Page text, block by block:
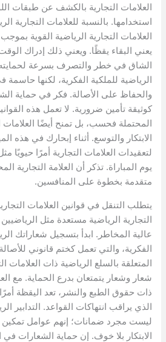
العلامات التجارية بالكشف عن طبقات
استخدامها. بالنسبة للعلامات التجارية
العلامات التجارية الرياضية القوية
يعني البقاء يقظًا. ويعني ذلك إدراك
الشاق في خطر والتصرف بسرعة
الرياضية للملكية الفكرية، لكنها حاسمة
والحفاظ على الأصالة. فكر في حماية
كوثيقة تأمين ضرورية. لا تعمل هذه
المحتملة فحسب، بل تمنح أيضًا العلامات
الابتكار والتوسع. أثناء إبحارك في هذه
لتعقيدات العلامات التجارية أمرًا حيويًا
يوم المباراة. تذكر أن العلامة التجارية
متقدمة بخطوة على المنافسين.
يتطلب التنقل في قوانين العلامات
التجارية الرياضية مستعدة مثل
عالية المخاطر. ابدأ بتسجيل شعاراتك
الفكرية، والتي تعمل كختم قانوني
المتعلقة بالسلع الرياضية ذات العلامات
شعار وشعار يتمتعان بدرع الحماية. مع
ذات حقوق الطبع والنشر، تعد اليقظة
الذي يراقب انتهاكات القواعد. التدابير
ليست مجرد ضمانات؛ إنهم عوامل تمكين
الابتكار بلا خوف. إن حماية الشعارات في